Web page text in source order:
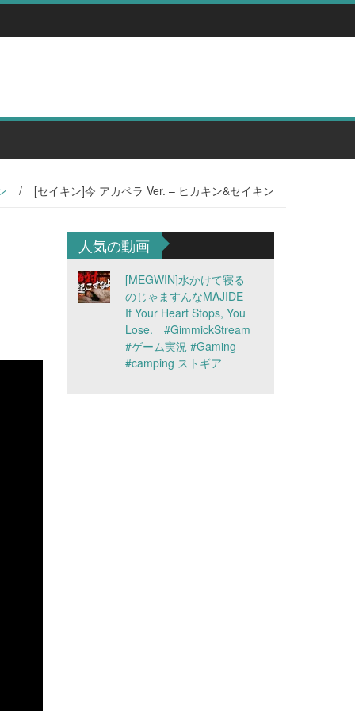
/ [セイキン]今 アカペラ Ver. – ヒカキン&セイキン
人気の動画
[MEGWIN]水かけて寝る
のじゃますんなMAJIDE
If Your Heart Stops, You
Lose. #GimmickStream
#ゲーム実況 #Gaming
#camping ストギア